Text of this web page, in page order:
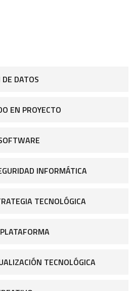
DATOS
EN PROYECTO
INFORMÁTICA
TECNOLÓGICA
TECNOLÓGICA